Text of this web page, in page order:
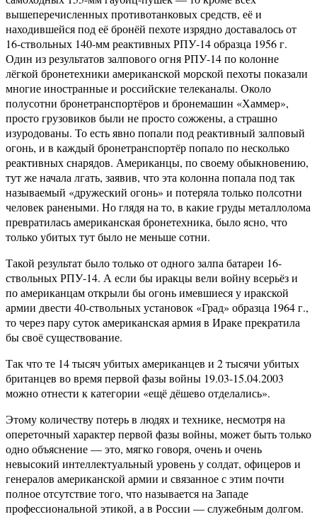
вышеперечисленных противотанковых средств, её и
находившейся под её бронёй пехоте изрядно доставалось от
16-ствольных 140-мм реактивных РПУ-14 образца 1956 г.
Один из результатов залпового огня РПУ-14 по колонне
лёгкой бронетехники американской морской пехоты показали
многие иностранные и российские телеканалы. Около
полусотни бронетранспортёров и бронемашин «Хаммер»,
просто грузовиков были не просто сожжены, а страшно
изуродованы. То есть явно попали под реактивный залповый
огонь, и в каждый бронетранспортёр попало по несколько
реактивных снарядов. Американцы, по своему обыкновению,
тут же начала лгать, заявив, что эта колонна попала под так
называемый «дружеский огонь» и потеряла только полсотни
человек ранеными. Но глядя на то, в какие груды металлолома
превратилась американская бронетехника, было ясно, что
только убитых тут было не меньше сотни.
Такой результат было только от одного залпа батареи 16-
ствольных РПУ-14. А если бы иракцы вели войну всерьёз и
по американцам открыли бы огонь имевшиеся у иракской
армии двести 40-ствольных установок «Град» образца 1964 г.,
то через пару суток американская армия в Ираке прекратила
бы своё существование.
Так что те 14 тысяч убитых американцев и 2 тысячи убитых
британцев во время первой фазы войны 19.03-15.04.2003
можно отнести к категории «ещё дёшево отделались».
Этому количеству потерь в людях и технике, несмотря на
опереточный характер первой фазы войны, может быть только
одно объяснение — это, мягко говоря, очень и очень
невысокий интеллектуальный уровень у солдат, офицеров и
генералов американской армии и связанное с этим почти
полное отсутствие того, что называется на Западе
профессиональной этикой, а в России — служебным долгом.